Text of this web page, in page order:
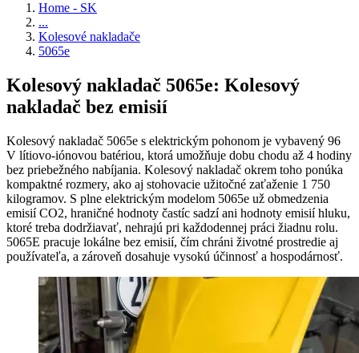
Home - SK
...
Kolesové nakladače
5065e
Kolesový nakladač 5065e: Kolesový
nakladač bez emisií
Kolesový nakladač 5065e s elektrickým pohonom je vybavený 96
V lítiovo-iónovou batériou, ktorá umožňuje dobu chodu až 4 hodiny
bez priebežného nabíjania. Kolesový nakladač okrem toho ponúka
kompaktné rozmery, ako aj stohovacie užitočné zaťaženie 1 750
kilogramov. S plne elektrickým modelom 5065e už obmedzenia
emisií CO2, hraničné hodnoty častíc sadzí ani hodnoty emisií hluku,
ktoré treba dodržiavať, nehrajú pri každodennej práci žiadnu rolu.
5065E pracuje lokálne bez emisií, čím chráni životné prostredie aj
používateľa, a zároveň dosahuje vysokú účinnosť a hospodárnosť.